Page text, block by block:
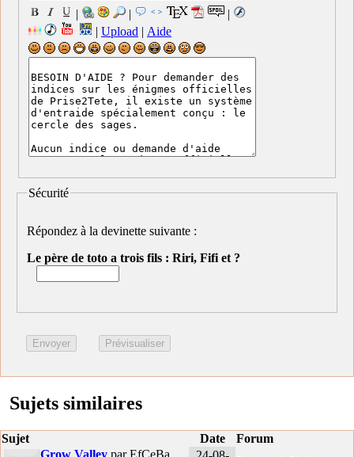
| |
|
| Upload | Aide
Sécurité
Répondez à la devinette suivante :
Le père de toto a trois fils : Riri, Fifi et ?
Sujets similaires
Sujet Date
Forum